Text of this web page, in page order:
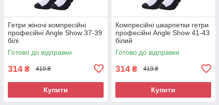
Гетри жіночі компресійні
професійні Angle Show 37-39
білі
Готово до відправки
314 ₴ 419 ₴
Купити
Компресійні шкарпетки гетри
професійні Angle Show 41-43
білий
Готово до відправки
314 ₴ 419 ₴
Купити